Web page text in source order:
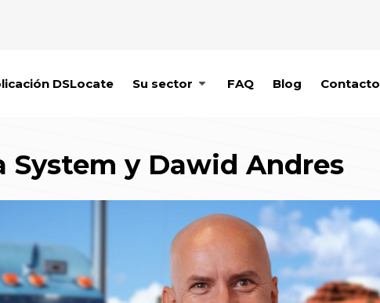
DSLocate Su sector FAQ Blog Contacto
System y Dawid Andres